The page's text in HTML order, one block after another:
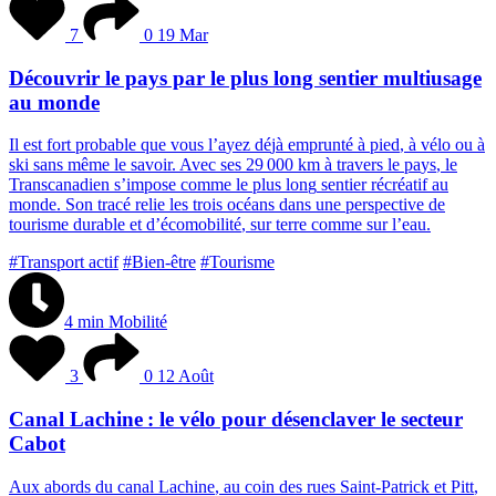
7 0 19 Mar
Découvrir le pays par le plus long sentier multiusage
au monde
Il est fort probable que vous l’ayez déjà emprunté à pied, à vélo ou à
ski sans même le savoir. Avec ses 29000 km à travers le pays, le
Transcanadien s’impose comme le plus long sentier récréatif au
monde. Son tracé relie les trois océans dans une perspective de
tourisme durable et d’écomobilité, sur terre comme sur l’eau.
#Transport actif #Bien-être #Tourisme
4 min Mobilité
3 0 12 Août
Canal Lachine : le vélo pour désenclaver le secteur
Cabot
Aux abords du canal Lachine, au coin des rues Saint-Patrick et Pitt,